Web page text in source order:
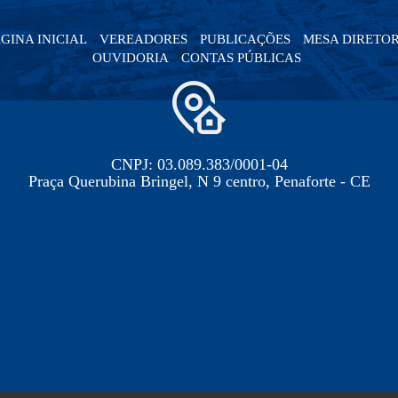
INICIAL VEREADORES PUBLICAÇÕES
MESA
OUVIDORIA
CONTAS PÚBLICAS
CNPJ: 03.089.383/0001-04
Praça Querubina Bringel, N 9 centro, Penaforte - CE